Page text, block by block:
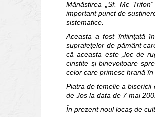
Mănăstirea „Sf. Mc
important punct de
sistematice.
Aceasta a fost înfiinţată
suprafeţelor de pământ
că aceasta este „loc de
cinstite şi binevoitoare
celor care primesc hrană
Piatra de temelie a
de Jos la data de 7 mai
În prezent noul locaş de